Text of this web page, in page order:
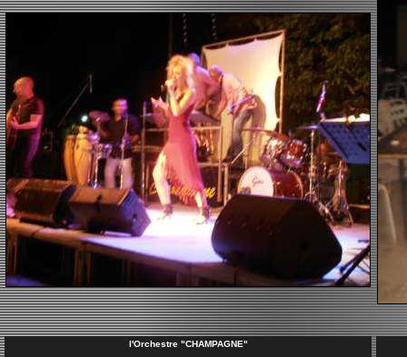
l'Orchestre "CHAMPAGNE"